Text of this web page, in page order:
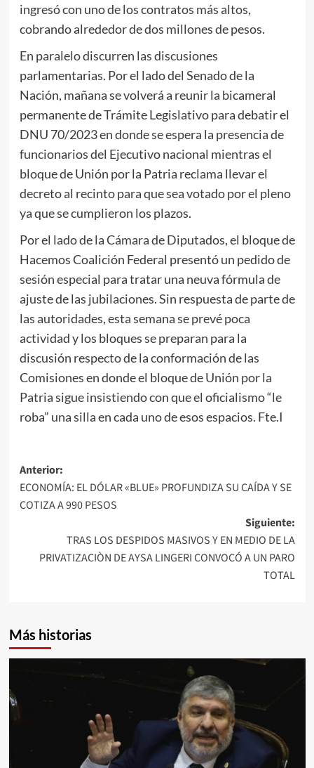
ingresó con uno de los contratos más altos,
cobrando alrededor de dos millones de pesos.
En paralelo discurren las discusiones
parlamentarias. Por el lado del Senado de la
Nación, mañana se volverá a reunir la bicameral
permanente de Trámite Legislativo para debatir el
DNU 70/2023 en donde se espera la presencia de
funcionarios del Ejecutivo nacional mientras el
bloque de Unión por la Patria reclama llevar el
decreto al recinto para que sea votado por el pleno
ya que se cumplieron los plazos.
Por el lado de la Cámara de Diputados, el bloque de
Hacemos Coalición Federal presentó un pedido de
sesión especial para tratar una neuva fórmula de
ajuste de las jubilaciones. Sin respuesta de parte de
las autoridades, esta semana se prevé poca
actividad y los bloques se preparan para la
discusión respecto de la conformación de las
Comisiones en donde el bloque de Unión por la
Patria sigue insistiendo con que el oficialismo “le
roba” una silla en cada uno de esos espacios. Fte.I
Navegación
de
Anterior:
ECONOMÍA: EL DÓLAR «BLUE» PROFUNDIZA SU CAÍDA Y SE
COTIZA A 990 PESOS
Siguiente:
TRAS LOS DESPIDOS MASIVOS Y EN MEDIO DE LA
PRIVATIZACIÒN DE AYSA LINGERI CONVOCÓ A UN PARO
TOTAL
Más historias